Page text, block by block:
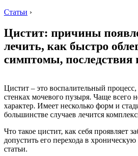
Статьи ›
Цистит: причины
лечить, как быстро
симптомы, последствия
Цистит – это воспалительный
стенках мочевого пузыря. Чаще всего
характер. Имеет несколько форм и
большинстве случаев лечится
Что такое цистит, как себя проявляет
допустить его перехода в
статьи.